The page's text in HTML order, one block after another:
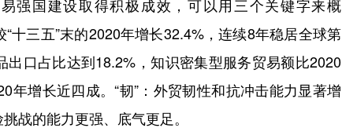
强国建设取得积极成效，可以用三个关键字来概
十三五”末的2020年增长32.4%，连续8年稳居全球第
出口占比达到18.2%，知识密集型服务贸易额比2020
增长近四成。“韧”：外贸韧性和抗冲击能力显著增
战的能力更强、底气更足。